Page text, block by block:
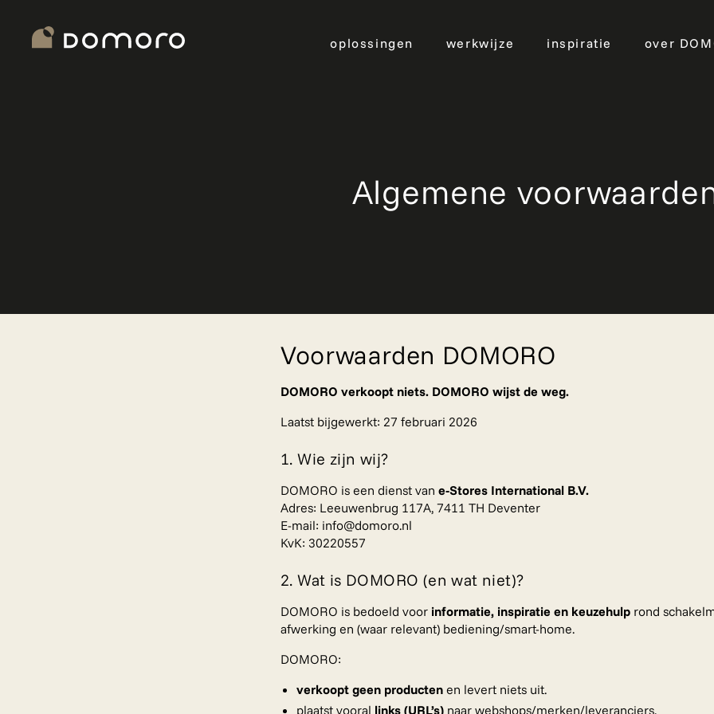
oplossingen werkwijze inspiratie over
Algemene
Voorwaarden DOMORO
DOMORO verkoopt niets. DOMORO wijst de weg.
Laatst bijgewerkt: 27 februari 2026
1. Wie zijn wij?
DOMORO is een dienst van e-Stores International B.V.
Adres: Leeuwenbrug 117A, 7411 TH Deventer
E-mail: info@domoro.nl
KvK: 30220557
2. Wat is DOMORO (en wat niet)?
DOMORO is bedoeld voor informatie, inspiratie en keuzehulp rond
afwerking en (waar relevant) bediening/smart-home.
DOMORO:
verkoopt geen producten en levert niets uit.
plaatst vooral links (URL’s) naar webshops/merken/leveranciers.